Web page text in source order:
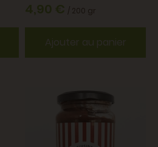
4,90 € / 200 gr
Ajouter au panier